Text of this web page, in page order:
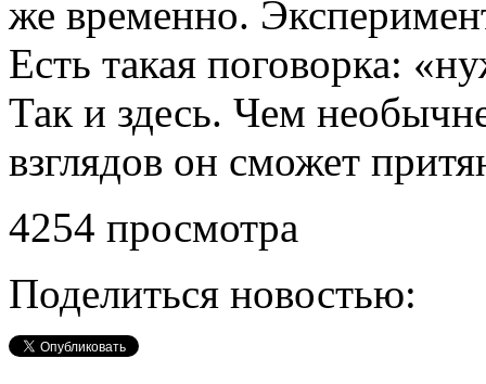
же временно.
Есть такая поговорка:
Так и здесь. Чем
взглядов он сможет
4254 просмотра
Поделиться новостью: